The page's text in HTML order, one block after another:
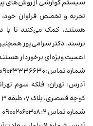
سیستم گوارشی از روش‌های
تجربه و تخصص فراوان خود،
هستند، کمک می‌کنند تا
برسند. دکتر سرامی‌پور همچنین
اهمیت ویژه‌ای برخوردار
شماره تماس: ۰۹۰۲۳۳۳۶۶۳۰
آدرس: تهران، فلکه سوم
کوچه قمصری، پلاک ۷، طبقه ۳
شماره تماس ۲: ۰۹۰۰۲۰۶۰۳۰۸